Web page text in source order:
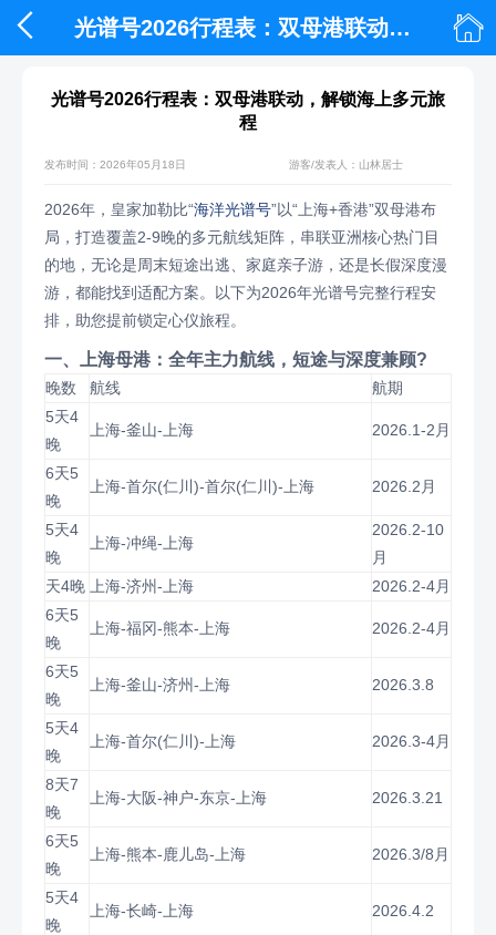
 光谱号2026行程表：双母港联动，解锁海上多元旅程​ 
光谱号2026行程表：双母港联动，解锁海上多元旅
程​
发布时间：2026年05月18日 游客/发表人：山林居士
2026年，皇家加勒比“海洋光谱号”以“上海+香港”双母港布
局，打造覆盖2-9晚的多元航线矩阵，串联亚洲核心热门目
的地，无论是周末短途出逃、家庭亲子游，还是长假深度漫
游，都能找到适配方案。以下为2026年光谱号完整行程安
排，助您提前锁定心仪旅程。
一、上海母港：全年主力航线，短途与深度兼顾?
晚数 航线
航期
5天4
晚
上海-釜山-上海 2026.1-2月
6天5
晚
上海-首尔(仁川)-首尔(仁川)-上海 2026.2月
5天4
晚
上海-冲绳-上海
2026.2-10
月
天4晚
上海-济州-上海
2026.2-4月
6天5
晚
上海-福冈-熊本-上海 2026.2-4月
6天5
晚
上海-釜山-济州-上海 2026.3.8
5天4
晚
上海-首尔(仁川)-上海 2026.3-4月
8天7
晚
上海-大阪-神户-东京-上海 2026.3.21
6天5
晚
上海-熊本-鹿儿岛-上海 2026.3/8月
5天4
晚
上海-长崎-上海 2026.4.2